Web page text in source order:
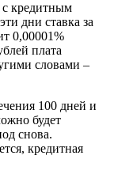
с кредитным
дни ставка за
0,00001%
плата
словами –
100 дней и
будет
снова.
кредитная